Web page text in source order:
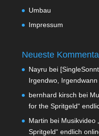
Umbau
Impressum
Neueste
Nayru bei
Irgendwo, Irgendwann
bernhard kirsch bei
for the Spritgeld“
Martin bei Musikvideo
Spritgeld“ endlich